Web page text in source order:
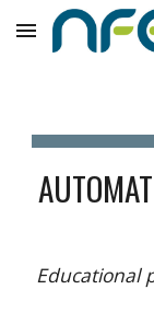
Skip to main
Educational